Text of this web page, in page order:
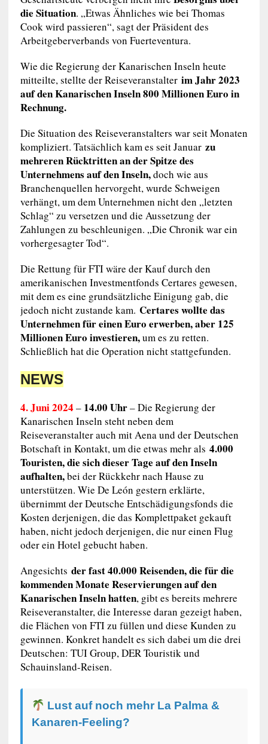
die Situation. „Etwas Ähnliches wie bei Thomas
Cook wird passieren“, sagt der Präsident des
Arbeitgeberverbands von Fuerteventura.
Wie die Regierung der Kanarischen Inseln heute
mitteilte, stellte der Reiseveranstalterim Jahr 2023
auf den Kanarischen Inseln 800 Millionen Euro in
Rechnung.
Die Situation des Reiseveranstalters war seit Monaten
kompliziert. Tatsächlich kam es seit Januar zu
mehreren Rücktritten an der Spitze des
Unternehmens auf den Inseln,doch wie aus
Branchenquellen hervorgeht, wurde Schweigen
verhängt, um dem Unternehmen nicht den „letzten
Schlag“ zu versetzen und die Aussetzung der
Zahlungen zu beschleunigen. „Die Chronik war ein
vorhergesagter Tod“.
Die Rettung für FTI wäre der Kauf durch den
amerikanischen Investmentfonds Certares gewesen,
mit dem es eine grundsätzliche Einigung gab, die
jedoch nicht zustande kam. Certares wollte das
Unternehmen für einen Euro erwerben, aber 125
Millionen Euro investieren,um es zu retten.
Schließlich hat die Operation nicht stattgefunden.
NEWS
4. Juni 2024 – 14.00 Uhr– Die Regierung der
Kanarischen Inseln steht neben dem
Reiseveranstalter auch mit Aena und der Deutschen
Botschaft in Kontakt, um die etwas mehr als 4.000
Touristen, die sich dieser Tage auf den Inseln
aufhalten,bei der Rückkehr nach Hause zu
unterstützen. Wie De León gestern erklärte,
übernimmt der Deutsche Entschädigungsfonds die
Kosten derjenigen, die das Komplettpaket gekauft
haben, nicht jedoch derjenigen, die nur einen Flug
oder ein Hotel gebucht haben.
Angesichts der fast 40.000 Reisenden, die für die
kommenden Monate Reservierungen auf den
Kanarischen Inseln hatten, gibt es bereits mehrere
Reiseveranstalter, die Interesse daran gezeigt haben,
die Flächen von FTI zu füllen und diese Kunden zu
gewinnen. Konkret handelt es sich dabei um die drei
Deutschen: TUI Group, DER Touristik und
Schauinsland-Reisen.
Lust auf noch mehr La Palma &
Kanaren-Feeling?